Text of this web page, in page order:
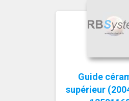
Guide
supérieur